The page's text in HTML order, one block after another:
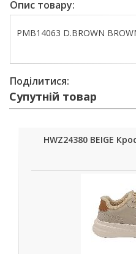
Опис товару:
PMB14063 D.BROWN
Поділитися:
Супутній товар
HWZ24380 BEIGE